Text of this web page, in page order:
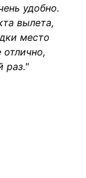
удобно.
вылета,
место
раз."